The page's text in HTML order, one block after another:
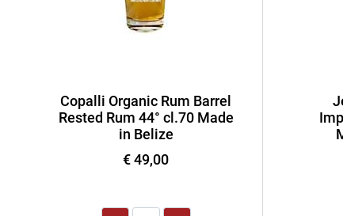
Copalli Organic Rum Barrel
Rested Rum 44° cl.70 Made
in Belize
€ 49,00